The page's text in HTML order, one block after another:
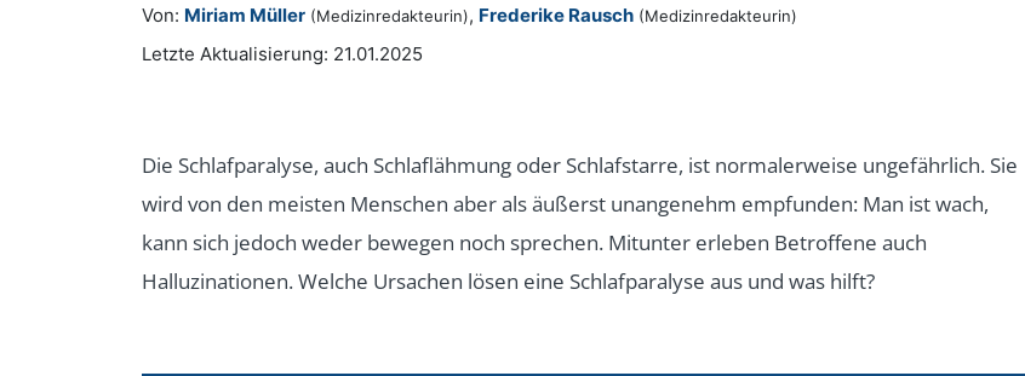
Von: Miriam Müller (Medizinredakteurin), Frederike Rausch (Medizinredakteurin)
Letzte Aktualisierung: 21.01.2025
Die Schlafparalyse, auch Schlaflähmung oder Schlafstarre, ist normalerweise ungefährlich. Sie
wird von den meisten Menschen aber als äußerst unangenehm empfunden: Man ist wach,
kann sich jedoch weder bewegen noch sprechen. Mitunter erleben Betroffene auch
Halluzinationen. Welche Ursachen lösen eine Schlafparalyse aus und was hilft?